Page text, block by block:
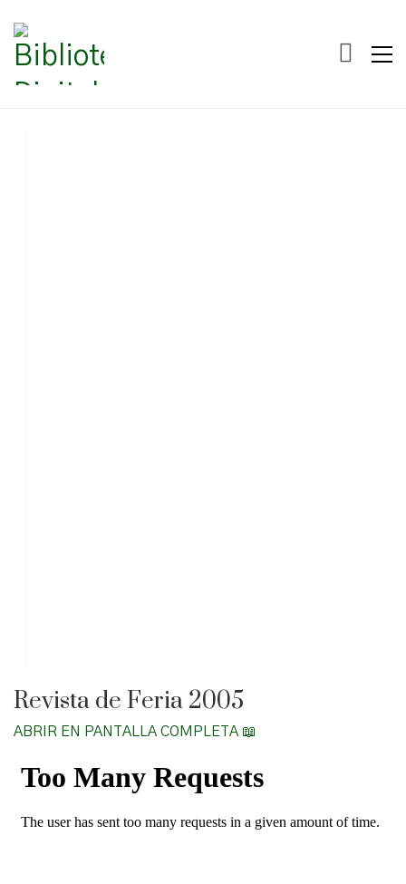
Revista de Feria 2005
ABRIR EN PANTALLA COMPLETA 📖